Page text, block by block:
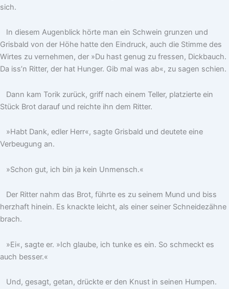
sich.
In diesem Augenblick hörte man ein Schwein grunzen und
Grisbald von der Höhe hatte den Eindruck, auch die Stimme des
Wirtes zu vernehmen, der »Du hast genug zu fressen, Dickbauch.
Da iss’n Ritter, der hat Hunger. Gib mal was ab«, zu sagen schien.
Dann kam Torik zurück, griff nach einem Teller, platzierte ein
Stück Brot darauf und reichte ihn dem Ritter.
»Habt Dank, edler Herr«, sagte Grisbald und deutete eine
Verbeugung an.
»Schon gut, ich bin ja kein Unmensch.«
Der Ritter nahm das Brot, führte es zu seinem Mund und biss
herzhaft hinein. Es knackte leicht, als einer seiner Schneidezähne
brach.
»Ei«, sagte er. »Ich glaube, ich tunke es ein. So schmeckt es
auch besser.«
Und, gesagt, getan, drückte er den Knust in seinen Humpen.